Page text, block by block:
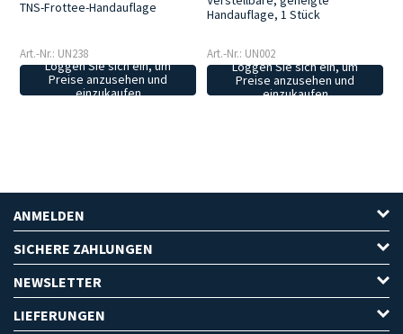
TNS-Frottee-Handauflage
Art.-Nr.: UN238
Loggen Sie sich ein, um
Preise anzusehen und
einzukaufen
Handauflage, 1 Stück
Art.-Nr.: UN002
Loggen Sie sich ein, um
Preise anzusehen und
einzukaufen
ANMELDEN
SICHERE ZAHLUNGEN
NEWSLETTER
LIEFERUNGEN